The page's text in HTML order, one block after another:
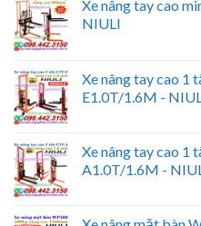
Xe nâng tay cao
NIULI
Xe nâng tay cao 1
E1.0T/1.6M -
Xe nâng tay cao 1
A1.0T/1.6M -